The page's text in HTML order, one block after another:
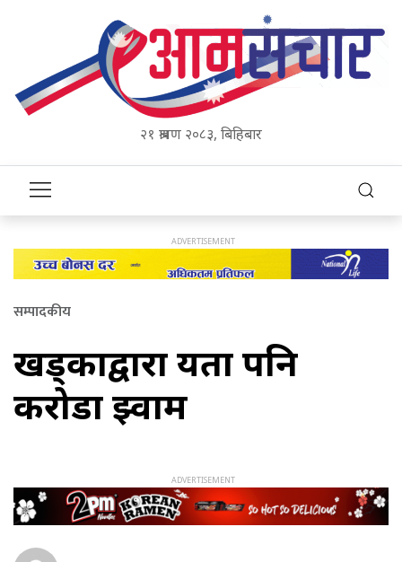
२१ श्रावण २०८३, बिहिबार
सम्पादकीय
खड्काद्वारा यता पनि
करोडौं झ्वाम